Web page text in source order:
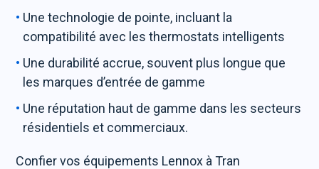
Une technologie de pointe, incluant la
compatibilité avec les thermostats intelligents
Une durabilité accrue, souvent plus longue que
les marques d’entrée de gamme
Une réputation haut de gamme dans les secteurs
résidentiels et commerciaux.
Confier vos équipements Lennox à Tran